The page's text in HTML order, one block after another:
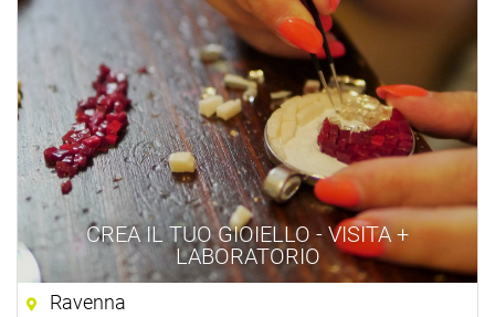
CREA IL TUO GIOIELLO - VISITA +
LABORATORIO
Ravenna